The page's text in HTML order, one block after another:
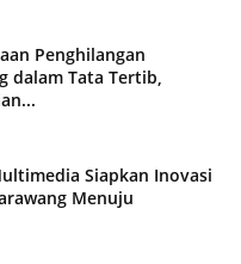
Penghilangan
dalam Tata Tertib,
Siapkan Inovasi
Menuju